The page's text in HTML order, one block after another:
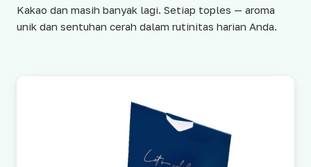
Kakao dan masih banyak lagi. Setiap toples — aroma
unik dan sentuhan cerah dalam rutinitas harian Anda.